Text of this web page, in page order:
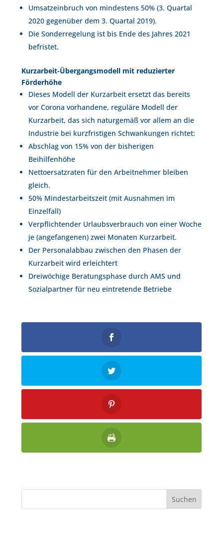
Umsatzeinbruch von mindestens 50% (3. Quartal
2020 gegenüber dem 3. Quartal 2019).
Die Sonderregelung ist bis Ende des Jahres 2021
befristet.
Kurzarbeit-Übergangsmodell mit reduzierter
Förderhöhe
Dieses Modell der Kurzarbeit ersetzt das bereits
vor Corona vorhandene, reguläre Modell der
Kurzarbeit, das sich naturgemäß vor allem an die
Industrie bei kurzfristigen Schwankungen richtet:
Abschlag von 15% von der bisherigen
Beihilfenhöhe
Nettoersatzraten für den Arbeitnehmer bleiben
gleich.
50% Mindestarbeitszeit (mit Ausnahmen im
Einzelfall)
Verpflichtender Urlaubsverbrauch von einer Woche
je (angefangenen) zwei Monaten Kurzarbeit.
Der Personalabbau zwischen den Phasen der
Kurzarbeit wird erleichtert
Dreiwöchige Beratungsphase durch AMS und
Sozialpartner für neu eintretende Betriebe